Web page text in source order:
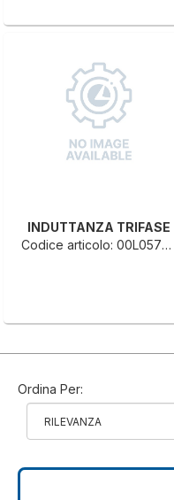
INDUTTANZA TRIFASE
Codice articolo: 00L0572365G
Ordina Per: